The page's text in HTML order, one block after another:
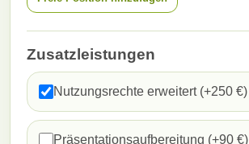
Zusatzleistungen
Nutzungsrechte erweitert (+250 €)
Präsentationsaufbereitung (+90 €)